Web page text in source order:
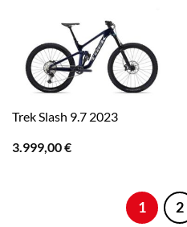
Trek Slash 9.7 2023
3.999,00€
1 2